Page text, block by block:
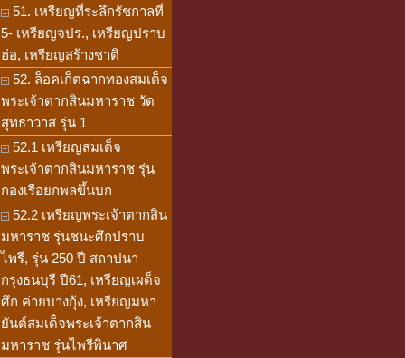
51. เหรียญที่ระลึกรัชกาลที่
5- เหรียญจปร., เหรียญปราบ
ฮ่อ, เหรียญสร้างชาติ
52. ล็อคเก็ตฉากทองสมเด็จ
พระเจ้าตากสินมหาราช วัด
สุทธาวาส รุ่น 1
52.1 เหรียญสมเด็จ
พระเจ้าตากสินมหาราช รุ่น
กองเรือยกพลขึ้นบก
52.2 เหรียญพระเจ้าตากสิน
มหาราช รุ่นชนะศึกปราบ
ไพรี, รุ่น 250 ปี สถาปนา
กรุงธนบุรี ปี61, เหรียญเผด็จ
ศึก ค่ายบางกุ้ง, เหรียญมหา
ยันต์สมเด็๋จพระเจ้าตากสิน
มหาราช รุ่นไพรีพินาศ